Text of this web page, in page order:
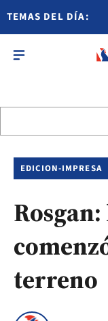
TEMAS DEL DÍA:
EDICION-IMPRESA
terreno